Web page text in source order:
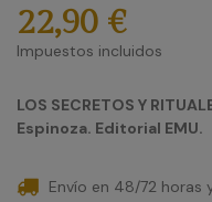
22,90 €
Impuestos incluidos
LOS SECRETOS Y
Espinoza. Editorial EMU.
Envío en 48/72 horas